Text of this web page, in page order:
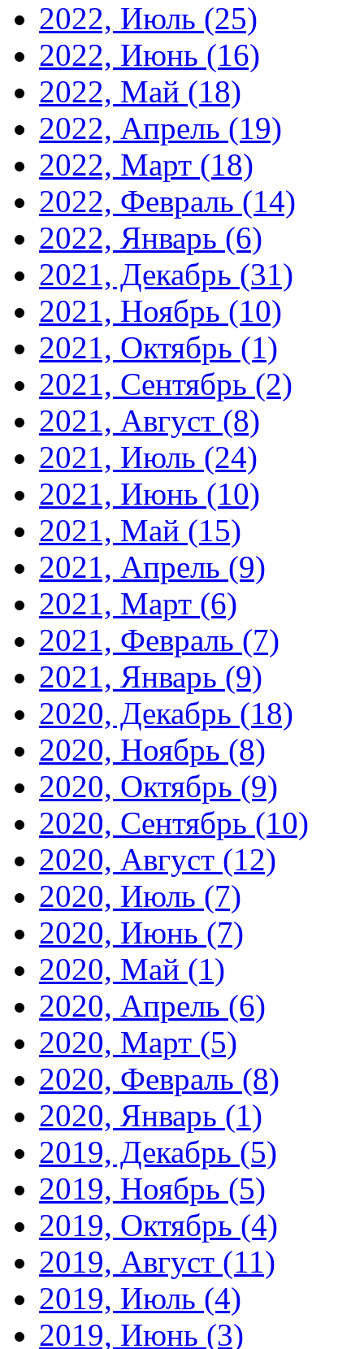
2022, Июль (25)
2022, Июнь (16)
2022, Май (18)
2022, Апрель (19)
2022, Март (18)
2022, Февраль (14)
2022, Январь (6)
2021, Декабрь (31)
2021, Ноябрь (10)
2021, Октябрь (1)
2021, Сентябрь (2)
2021, Август (8)
2021, Июль (24)
2021, Июнь (10)
2021, Май (15)
2021, Апрель (9)
2021, Март (6)
2021, Февраль (7)
2021, Январь (9)
2020, Декабрь (18)
2020, Ноябрь (8)
2020, Октябрь (9)
2020, Сентябрь (10)
2020, Август (12)
2020, Июль (7)
2020, Июнь (7)
2020, Май (1)
2020, Апрель (6)
2020, Март (5)
2020, Февраль (8)
2020, Январь (1)
2019, Декабрь (5)
2019, Ноябрь (5)
2019, Октябрь (4)
2019, Август (11)
2019, Июль (4)
2019, Июнь (3)